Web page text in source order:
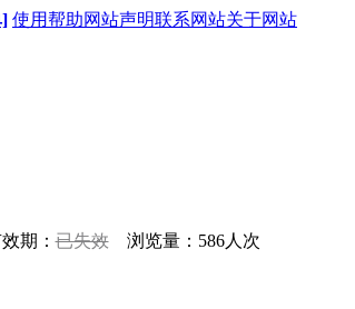
] 使用帮助网站声明联系网站关于网站
期：已失效浏览量：586人次